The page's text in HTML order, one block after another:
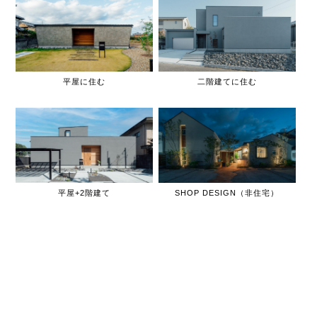
平屋に住む 二階建てに住む
平屋+2階建て SHOP DESIGN（非住宅）